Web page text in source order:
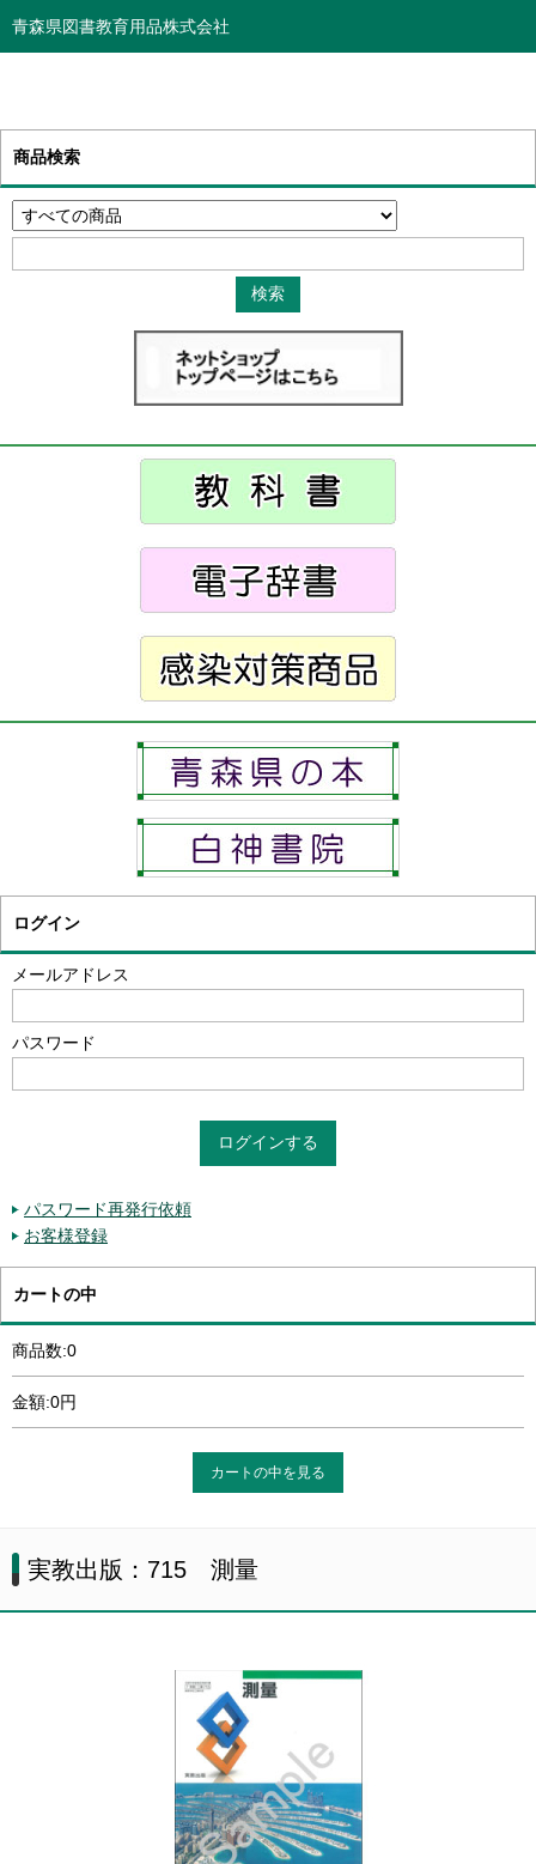
青森県図書教育用品株式会社
商品検索
ログイン
メールアドレス
パスワード
パスワード再発行依頼
お客様登録
カートの中
商品数:0
金額:0円
カートの中を見る
実教出版：715 測量